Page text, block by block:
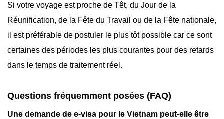
Si votre voyage est proche de Têt, du Jour de la
Réunification, de la Fête du Travail ou de la Fête nationale,
il est préférable de postuler le plus tôt possible car ce sont
certaines des périodes les plus courantes pour des retards
dans le temps de traitement réel.
Questions fréquemment posées (FAQ)
Une demande de e-visa pour le Vietnam peut-elle être